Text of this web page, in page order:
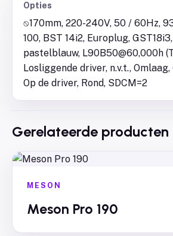
Opties
⍉170mm, 220-240V, 50 / 60Hz,
100, BST 14i2, Europlug,
pastelblauw, L90B50@60,000h
Losliggende driver, n.v.t.,
Op de driver, Rond, SDCM=2
Gerelateerde producten
MESON
Meson Pro 190